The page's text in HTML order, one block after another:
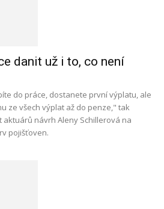
danit už i to, co není
do práce, dostanete první výplatu, ale
ze všech výplat až do penze," tak
návrh Aleny Schillerová na
pojišťoven.